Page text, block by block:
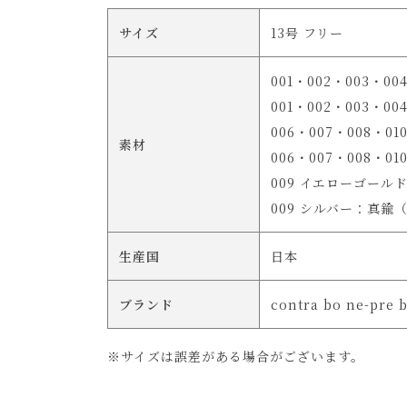
サイズ 13号 フリー
素材
001・002・003・
001・002・003・
006・007・008・
006・007・008・
009 イエローゴール
009 シルバー：真鍮
生産国 日本
ブランド contra bo ne-pre
※サイズは誤差がある場合がございます。